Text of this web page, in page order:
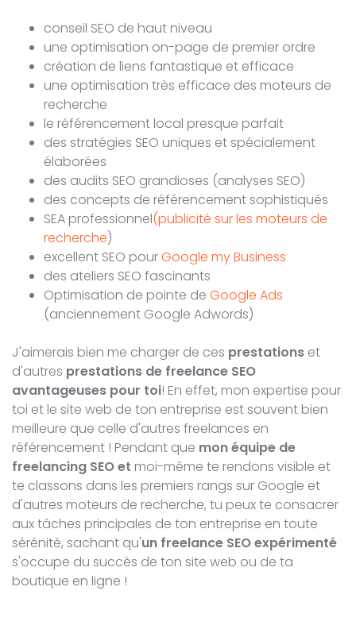
conseil SEO de haut niveau
une optimisation on-page de premier ordre
création de liens fantastique et efficace
une optimisation très efficace des moteurs de
recherche
le référencement local presque parfait
des stratégies SEO uniques et spécialement
élaborées
des audits SEO grandioses (analyses SEO)
des concepts de référencement sophistiqués
SEA professionnel(publicité sur les moteurs de
recherche)
excellent SEO pourGoogle my Business
des ateliers SEO fascinants
Optimisation de pointe de Google Ads
(anciennement Google Adwords)
J'aimerais bien me charger de ces prestations et
d'autres prestations de freelance SEO
avantageuses pour toi! En effet, mon expertise pour
toi et le site web de ton entreprise est souvent bien
meilleure que celle d'autres freelances en
référencement ! Pendant que mon équipe de
freelancing SEO et moi-même te rendons visible et
te classons dans les premiers rangs sur Google et
d'autres moteurs de recherche, tu peux te consacrer
aux tâches principales de ton entreprise en toute
sérénité, sachant qu'un freelance SEO expérimenté
s'occupe du succès de ton site web ou de ta
boutique en ligne !